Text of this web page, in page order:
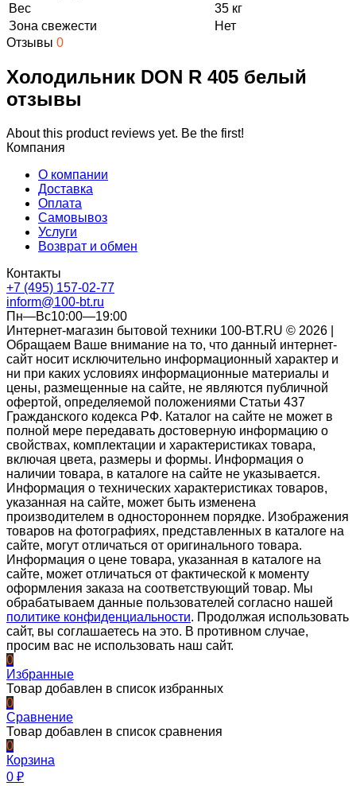
Вес
35 кг
Зона свежести
Нет
Отзывы 0
Холодильник DON R 405 белый
отзывы
About this product reviews yet. Be the first!
Компания
О компании
Доставка
Оплата
Самовывоз
Услуги
Возврат и обмен
Контакты
+7 (495) 157-02-77
inform@100-bt.ru
Пн—Вс10:00—19:00
Интернет-магазин бытовой техники 100-BT.RU © 2026 |
Обращаем Ваше внимание на то, что данный интернет-
сайт носит исключительно информационный характер и
ни при каких условиях информационные материалы и
цены, размещенные на сайте, не являются публичной
офертой, определяемой положениями Статьи 437
Гражданского кодекса РФ. Каталог на сайте не может в
полной мере передавать достоверную информацию о
свойствах, комплектации и характеристиках товара,
включая цвета, размеры и формы. Информация о
наличии товара, в каталоге на сайте не указывается.
Информация о технических характеристиках товаров,
указанная на сайте, может быть изменена
производителем в одностороннем порядке. Изображения
товаров на фотографиях, представленных в каталоге на
сайте, могут отличаться от оригинального товара.
Информация о цене товара, указанная в каталоге на
сайте, может отличаться от фактической к моменту
оформления заказа на соответствующий товар. Мы
обрабатываем данные пользователей согласно нашей
политике конфиденциальности. Продолжая использовать
сайт, вы соглашаетесь на это. В противном случае,
просим вас не использовать наш сайт.
0
Избранные
Товар добавлен в список избранных
0
Сравнение
Товар добавлен в список сравнения
0
Корзина
0 ₽